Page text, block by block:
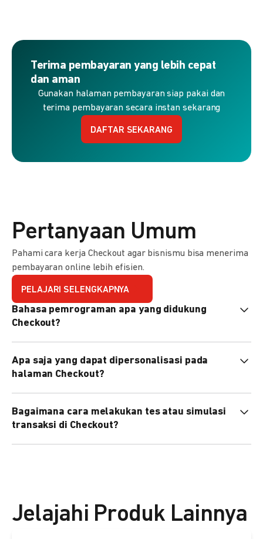
Terima pembayaran yang lebih cepat
dan aman
Gunakan halaman pembayaran siap pakai dan
terima pembayaran secara instan sekarang
DAFTAR SEKARANG
Pertanyaan Umum
Pahami cara kerja Checkout agar bisnismu bisa menerima
pembayaran online lebih efisien.
PELAJARI SELENGKAPNYA
Bahasa pemrograman apa yang didukung
Checkout?
PHP, Node.js, Go, dll).
Apa saja yang dapat dipersonalisasi pada
halaman Checkout?
preferensi bahasa, dan urutan metode pembayaran sesuai
kebutuhan brand Anda.
Bagaimana cara melakukan tes atau simulasi
transaksi di Checkout?
Jelajahi Produk Lainnya